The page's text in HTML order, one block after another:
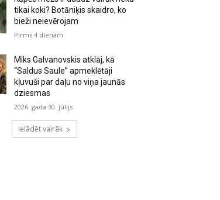
tikai koki? Botāniķis skaidro, ko
bieži neievērojam
Pirms 4 dienām
Miks Galvanovskis atklāj, kā
“Saldus Saule” apmeklētāji
kļuvuši par daļu no viņa jaunās
dziesmas
2026. gada 30. jūlijs
Ielādēt vairāk